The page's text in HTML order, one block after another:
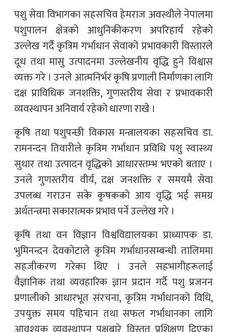
पशु सेवा विभागका सहसचिव हेमराज अवस्थीले नेपालमा
पशुपालन क्षेत्रको आधुनिकीकरण अपरिहार्य रहेको
उल्लेख गर्दै कृत्रिम गर्भाधान सेवाको प्रभावकारी विस्तारले
दूध तथा मासु उत्पादनमा उल्लेखनीय वृद्धि हुने विश्वास
व्यक्त गरे । उनले आत्मनिर्भर कृषि प्रणाली निर्माणका लागि
दक्ष प्राविधिक जनशक्ति, गुणस्तरीय सेवा र प्रभावकारी
व्यवस्थापन अनिवार्य रहेको धारणा राखे ।
कृषि तथा पशुपन्छी विकास मन्त्रालयका सहसचिव डा.
रामनन्दन तिवारीले कृत्रिम गर्भाधान प्रविधि पशु स्वास्थ्य
सुधार तथा उत्पादन वृद्धिको आधारस्तम्भ भएको बताए ।
उनले गुणस्तरीय वीर्य, दक्ष जनशक्ति र समयमै सेवा
उपलब्ध गराउन सके कृषकको आय वृद्धि भई समग्र
अर्थतन्त्रमा सकारात्मक प्रभाव पर्ने उल्लेख गरे ।
कृषि तथा वन विज्ञान विश्वविद्यालयका प्राध्यापक डा.
भुमिनन्दन देवकोटाले कृत्रिम गर्भाधानसम्बन्धी तालिममा
सहजीकरण गरेका थिए । उनले सहभागीहरूलाई
वैज्ञानिक तथा व्यवहारिक ज्ञान प्रदान गर्दै पशु प्रजनन
प्रणालीको आधारभूत संरचना, कृत्रिम गर्भाधानको विधि,
उपयुक्त समय पहिचान तथा सफल गर्भाधानका लागि